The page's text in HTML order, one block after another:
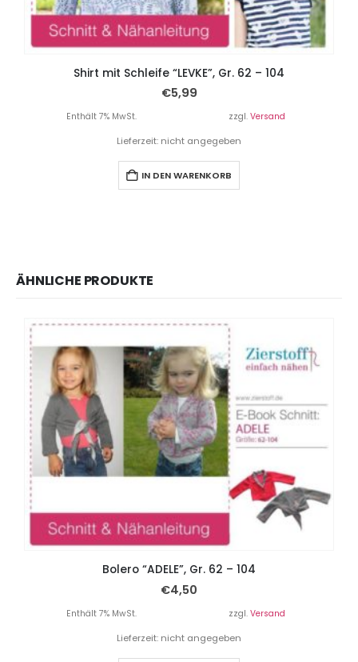
Shirt mit Schleife “LEVKE”, Gr. 62 – 104
€5,99
Enthält 7% MwSt. zzgl. Versand
Lieferzeit: nicht angegeben
IN DEN WARENKORB
ÄHNLICHE PRODUKTE
Bolero “ADELE”, Gr. 62 – 104
€4,50
Enthält 7% MwSt. zzgl. Versand
Lieferzeit: nicht angegeben